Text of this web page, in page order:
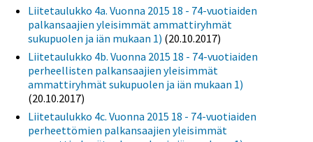
Liitetaulukko 4a. Vuonna 2015 18 - 74-vuotiaiden
palkansaajien yleisimmät ammattiryhmät
sukupuolen ja iän mukaan 1) (20.10.2017)
Liitetaulukko 4b. Vuonna 2015 18 - 74-vuotiaiden
perheellisten palkansaajien yleisimmät
ammattiryhmät sukupuolen ja iän mukaan 1)
(20.10.2017)
Liitetaulukko 4c. Vuonna 2015 18 - 74-vuotiaiden
perheettömien palkansaajien yleisimmät